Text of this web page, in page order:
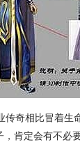
奇相比冒着生
，肯定会有不必